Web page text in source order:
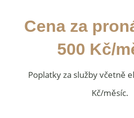
Cena za
500 Kč/
Poplatky za služby včetně
Kč/měsíc.